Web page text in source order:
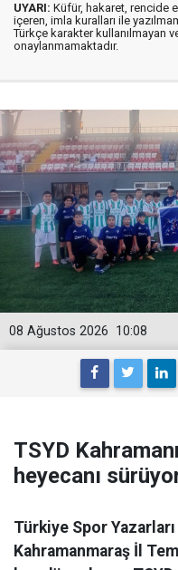
UYARI: Küfür, hakaret, rencide
içeren, imla kuralları ile
Türkçe karakter kullanılmayan
onaylanmamaktadır.
10:08
08 Ağustos 2026
TSYD
heyecanı
Türkiye Spor
Kahramanmaraş İl